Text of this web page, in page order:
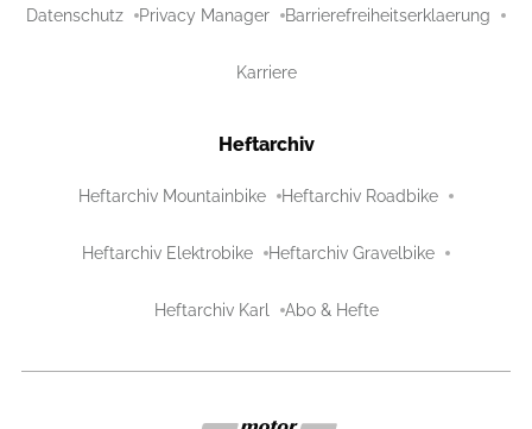
Datenschutz Privacy Manager Barrierefreiheitserklaerung
Karriere
Heftarchiv
Heftarchiv Mountainbike Heftarchiv Roadbike
Heftarchiv Elektrobike Heftarchiv Gravelbike
Heftarchiv Karl Abo & Hefte